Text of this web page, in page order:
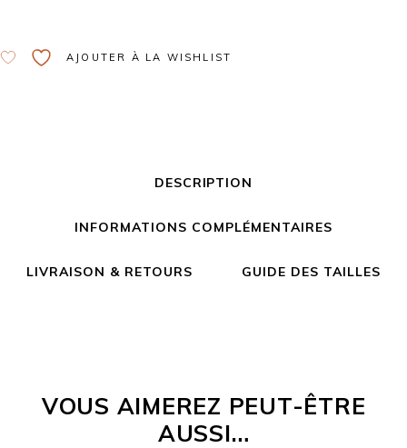
AJOUTER À LA WISHLIST
DESCRIPTION
INFORMATIONS COMPLÉMENTAIRES
LIVRAISON & RETOURS GUIDE DES TAILLES
VOUS AIMEREZ PEUT-ÊTRE
AUSSI…